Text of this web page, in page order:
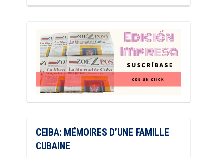
CEIBA: MÉMOIRES D’UNE FAMILLE
CUBAINE